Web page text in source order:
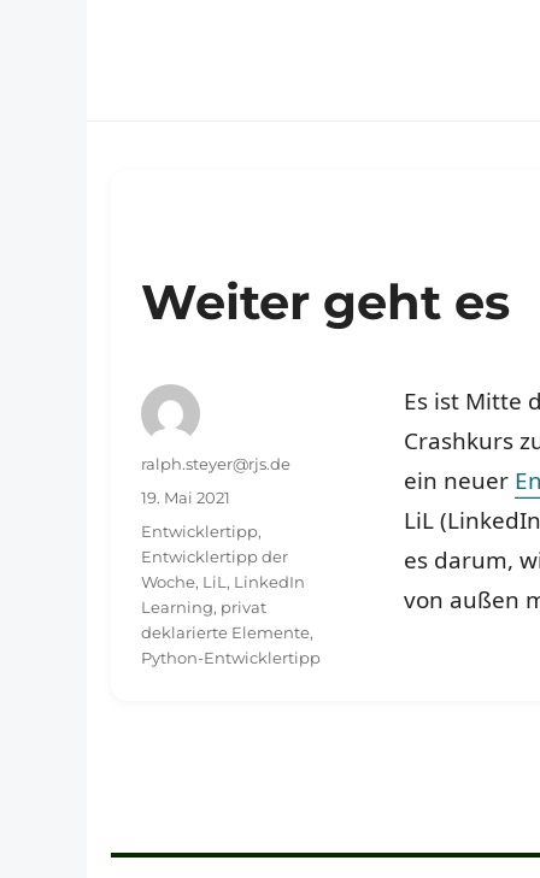
Weiter geht es
Es ist Mitte
Crashkurs
ein neuer
LiL
es darum,
von außen
Autor
ralph.steyer@rjs.de
Veröffentlicht
am
19. Mai 2021
Schlagwörter
Entwicklertipp,
Entwicklertipp der
Woche, LiL, LinkedIn
Learning, privat
deklarierte Elemente,
Python-Entwicklertipp